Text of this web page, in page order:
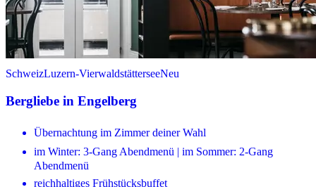
SchweizLuzern-VierwaldstätterseeNeu
Bergliebe in Engelberg
Übernachtung im Zimmer deiner Wahl
im Winter: 3-Gang Abendmenü | im Sommer: 2-Gang
Abendmenü
reichhaltiges Frühstücksbuffet